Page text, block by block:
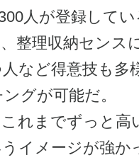
人が登録して
整理収納センス
など得意技も多
グが可能だ。
これまでずっと
イメージが強か